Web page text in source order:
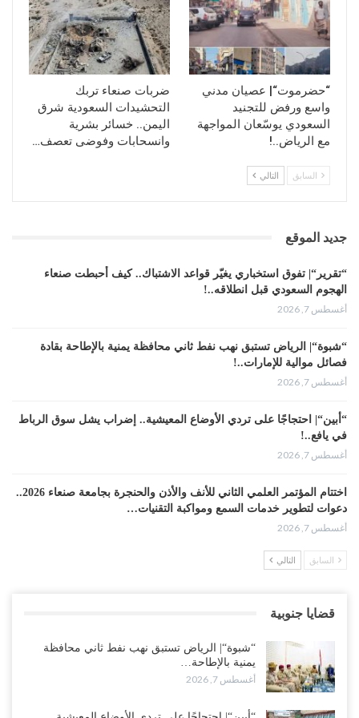
المحافظين..
وبالمقابل التزم الأخوة المحافظون الحاضرون بتقديم تصوراتهم و
رؤياهم والصعوبات التي تعيق تنفيذ مهامهم خلال الأسبوع
القادم ؛ كما عبروا عن شكرهم لدعوة البروفسور لهم واهتمامة
المستمر والمشاركة الفاعلة في إقامة هذة اللقاءات المهمة
وتبنية لرفع تلك المخرجات إلى قيادة البلد.
لشؤون المحافظات الجنوبية.
“حضرموت“| عصيان مدني
واسع ورفض للتجنيد
السعودي يوسّعان المواجهة
مع الرياض..!
ضربات صنعاء تربك
التحشيدات السعودية شرق
اليمن.. خسائر بشرية
وانسحابات وفوضى تعصف…
السابق التالي
جديد الموقع
“تقرير“| تفوق استخباري يغيّر قواعد الاشتباك.. كيف أحبطت صنعاء
الهجوم السعودي قبل انطلاقه..!
أغسطس 7, 2026
“شبوة“| الرياض تستبق نهب نفط ثاني محافظة يمنية بالإطاحة بقادة
فصائل موالية للإمارات..!
أغسطس 7, 2026
“أبين“| احتجاجًا على تردي الأوضاع المعيشية.. إضراب يشل سوق الرباط
في يافع..!
أغسطس 7, 2026
اختتام المؤتمر العلمي الثاني للأنف والأذن والحنجرة بجامعة صنعاء 2026..
دعوات لتطوير خدمات السمع ومواكبة التقنيات…
أغسطس 7, 2026
“حضرموت“| عصيان مدني واسع ورفض للتجنيد السعودي يوسّعان
واسعة وإعادة ترتيب المشهد العسكري..!
أغسطس 6, 2026
ضربات صنعاء تربك التحشيدات السعودية شرق اليمن.. خسائر بشرية
السابق التالي
قضايا جنوبية
“شبوة“| الرياض تستبق نهب نفط ثاني محافظة
يمنية بالإطاحة…
أغسطس 7, 2026